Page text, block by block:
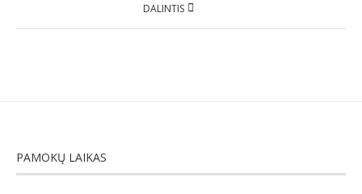
DALINTIS
PAMOKŲ LAIKAS